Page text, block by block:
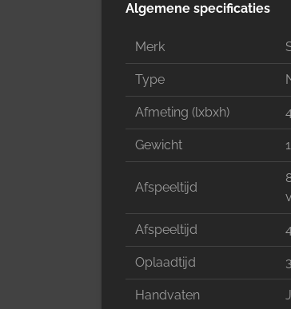
Algemene specificaties
Merk
Type
Afmeting (lxbxh)
Gewicht
Afspeeltijd
Afspeeltijd
Oplaadtijd
Handvaten